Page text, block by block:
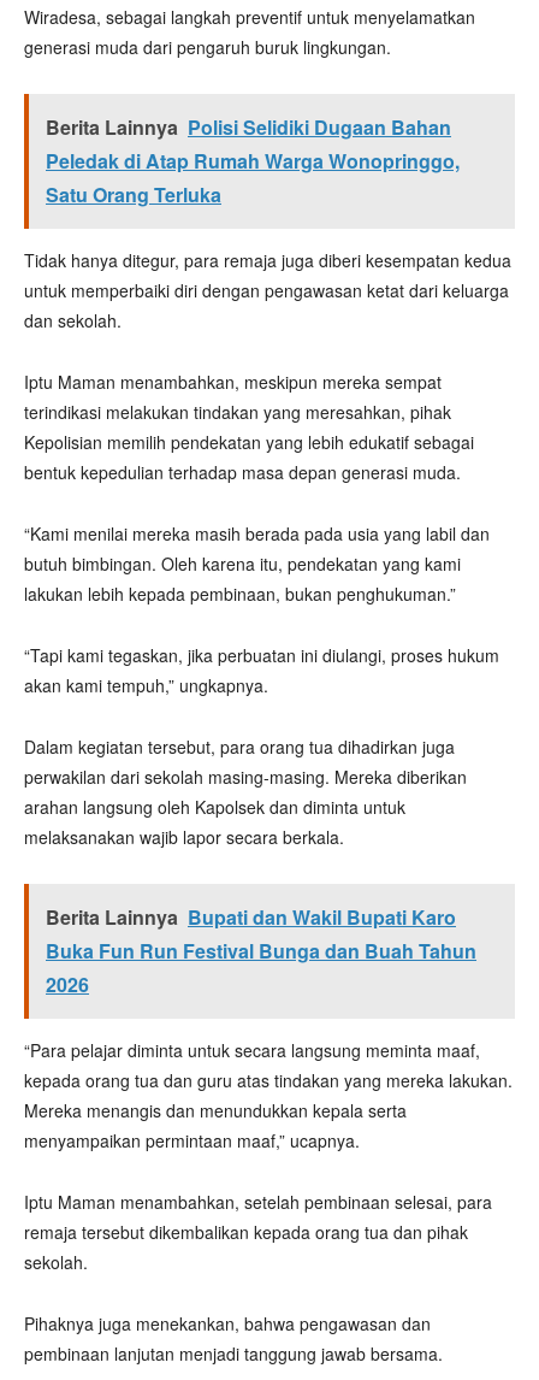
Wiradesa, sebagai langkah preventif untuk menyelamatkan
generasi muda dari pengaruh buruk lingkungan.
Berita Lainnya Polisi Selidiki Dugaan Bahan
Peledak di Atap Rumah Warga Wonopringgo,
Satu Orang Terluka
Tidak hanya ditegur, para remaja juga diberi kesempatan kedua
untuk memperbaiki diri dengan pengawasan ketat dari keluarga
dan sekolah.
Iptu Maman menambahkan, meskipun mereka sempat
terindikasi melakukan tindakan yang meresahkan, pihak
Kepolisian memilih pendekatan yang lebih edukatif sebagai
bentuk kepedulian terhadap masa depan generasi muda.
“Kami menilai mereka masih berada pada usia yang labil dan
butuh bimbingan. Oleh karena itu, pendekatan yang kami
lakukan lebih kepada pembinaan, bukan penghukuman.”
“Tapi kami tegaskan, jika perbuatan ini diulangi, proses hukum
akan kami tempuh,” ungkapnya.
Dalam kegiatan tersebut, para orang tua dihadirkan juga
perwakilan dari sekolah masing-masing. Mereka diberikan
arahan langsung oleh Kapolsek dan diminta untuk
melaksanakan wajib lapor secara berkala.
Berita Lainnya Bupati dan Wakil Bupati Karo
Buka Fun Run Festival Bunga dan Buah Tahun
2026
“Para pelajar diminta untuk secara langsung meminta maaf,
kepada orang tua dan guru atas tindakan yang mereka lakukan.
Mereka menangis dan menundukkan kepala serta
menyampaikan permintaan maaf,” ucapnya.
Iptu Maman menambahkan, setelah pembinaan selesai, para
remaja tersebut dikembalikan kepada orang tua dan pihak
sekolah.
Pihaknya juga menekankan, bahwa pengawasan dan
pembinaan lanjutan menjadi tanggung jawab bersama.